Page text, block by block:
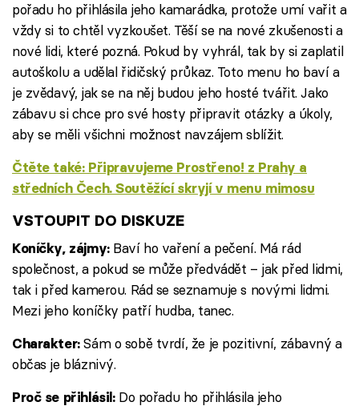
Sledujte nás
pořadu ho přihlásila jeho kamarádka, protože umí vařit a
vždy si to chtěl vyzkoušet. Těší se na nové zkušenosti a
nové lidi, které pozná. Pokud by vyhrál, tak by si zaplatil
autoškolu a udělal řidičský průkaz. Toto menu ho baví a
je zvědavý, jak se na něj budou jeho hosté tvářit. Jako
zábavu si chce pro své hosty připravit otázky a úkoly,
aby se měli všichni možnost navzájem sblížit.
Čtěte také: Připravujeme Prostřeno! z Prahy a
středních Čech. Soutěžící skryjí v menu mimosu
VSTOUPIT DO DISKUZE
Koníčky, zájmy:Baví ho vaření a pečení. Má rád
společnost, a pokud se může předvádět – jak před lidmi,
tak i před kamerou. Rád se seznamuje s novými lidmi.
Mezi jeho koníčky patří hudba, tanec.
Charakter:Sám o sobě tvrdí, že je pozitivní, zábavný a
občas je bláznivý.
Proč se přihlásil:Do pořadu ho přihlásila jeho